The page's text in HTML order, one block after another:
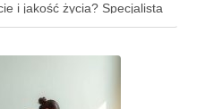
i jakość życia? Specjalista
chorób jamy ustnej,